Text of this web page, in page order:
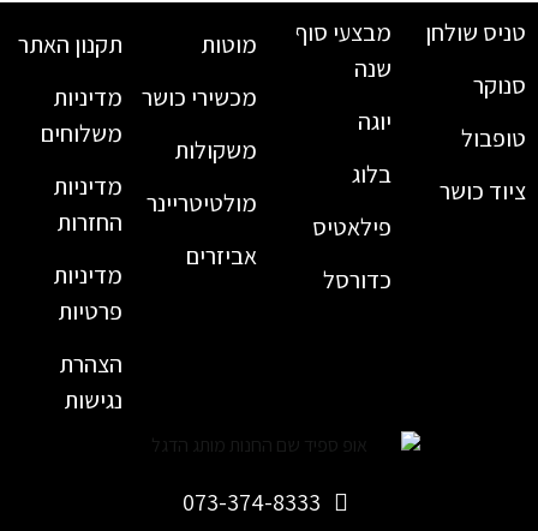
טניס שולחן
סנוקר
טופבול
ציוד כושר
מבצעי סוף
שנה
יוגה
בלוג
פילאטיס
כדורסל
מוטות
מכשירי כושר
משקולות
מולטיטריינר
אביזרים
תקנון האתר
מדיניות
משלוחים
מדיניות
החזרות
מדיניות
פרטיות
הצהרת
נגישות
073-374-8333